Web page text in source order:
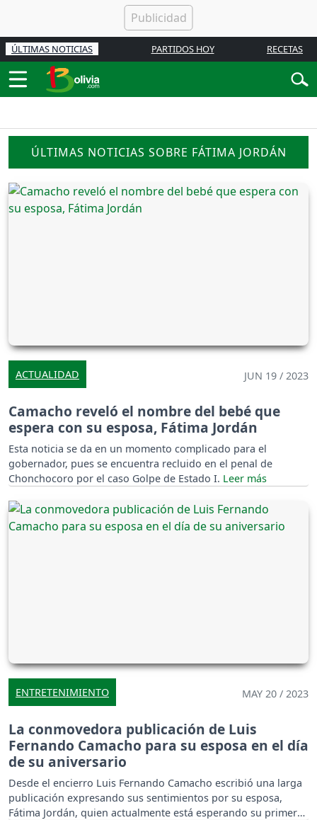
ÚLTIMAS NOTICIAS PARTIDOS HOY RECETAS
ÚLTIMAS NOTICIAS SOBRE FÁTIMA JORDÁN
ACTUALIDAD JUN 19 / 2023
Camacho reveló el nombre del bebé que
espera con su esposa, Fátima Jordán
Esta noticia se da en un momento complicado para el
gobernador, pues se encuentra recluido en el penal de
Chonchocoro por el caso Golpe de Estado I.
ENTRETENIMIENTO MAY 20 / 2023
La conmovedora publicación de Luis
Fernando Camacho para su esposa en el día
de su aniversario
Desde el encierro Luis Fernando Camacho escribió una larga
publicación expresando sus sentimientos por su esposa,
Fátima Jordán, quien actualmente está esperando su primer